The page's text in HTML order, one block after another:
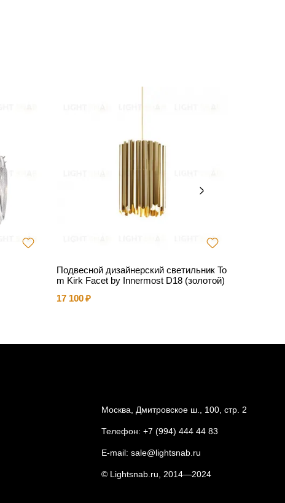
Подвесной дизайнерский светильник To
m Kirk Facet by Innermost D18 (золотой)
17 100
Москва, Дмитровское ш., 100, стр. 2
Телефон: +7 (994) 444 44 83
E-mail: sale@lightsnab.ru
© Lightsnab.ru, 2014—2024